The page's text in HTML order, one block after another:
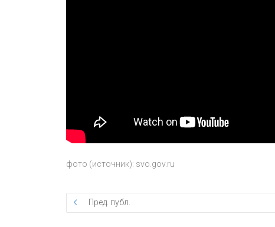
фото (источник): svo.gov.ru
Пред. публ.